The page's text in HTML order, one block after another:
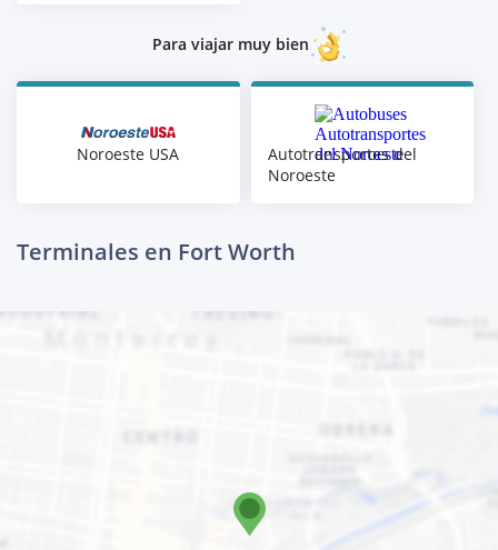
Para viajar muy bien
Noroeste USA
Autotransportes del
Noroeste
Terminales en Fort Worth